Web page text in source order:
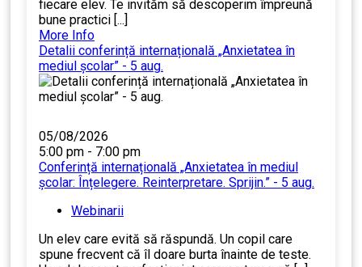
fiecare elev. Te invităm să descoperim împreună
bune practici [...]
More Info
Detalii conferință internațională „Anxietatea în
mediul școlar” - 5 aug.
05/08/2026
5:00 pm - 7:00 pm
Conferință internațională „Anxietatea în mediul
școlar: Înțelegere. Reinterpretare. Sprijin.” - 5 aug.
Webinarii
Un elev care evită să răspundă. Un copil care
spune frecvent că îl doare burta înainte de teste.